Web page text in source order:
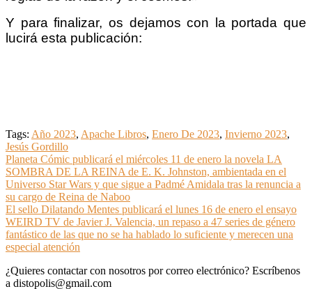
Y para finalizar, os dejamos con la portada que
lucirá esta publicación:
Tags: Año 2023, Apache Libros, Enero De 2023, Invierno 2023,
Jesús Gordillo
Navegación
de
entradas
Planeta Cómic publicará el miércoles 11 de enero la novela LA
SOMBRA DE LA REINA de E. K. Johnston, ambientada en el
Universo Star Wars y que sigue a Padmé Amidala tras la renuncia a
su cargo de Reina de Naboo
El sello Dilatando Mentes publicará el lunes 16 de enero el ensayo
WEIRD TV de Javier J. Valencia, un repaso a 47 series de género
fantástico de las que no se ha hablado lo suficiente y merecen una
especial atención
¿Quieres contactar con nosotros por correo electrónico? Escríbenos
a distopolis@gmail.com